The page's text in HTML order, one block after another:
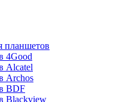
планшетов
4Good
Alcatel
Archos
BDF
Blackview